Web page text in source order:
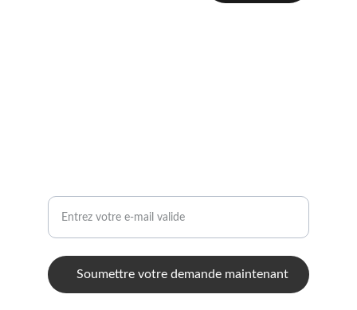
Soumettre votre demande maintenant